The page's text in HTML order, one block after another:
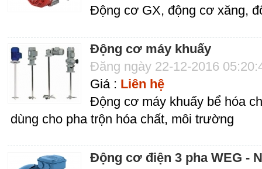
Động cơ GX, động cơ xăng,
Động cơ máy khuấy
Đăng ngày 22-12-2016
Giá : Liên hệ
Động cơ máy khuấy bể hóa
dùng cho pha trộn hóa chất, môi trường
Động cơ điện 3 pha WEG -